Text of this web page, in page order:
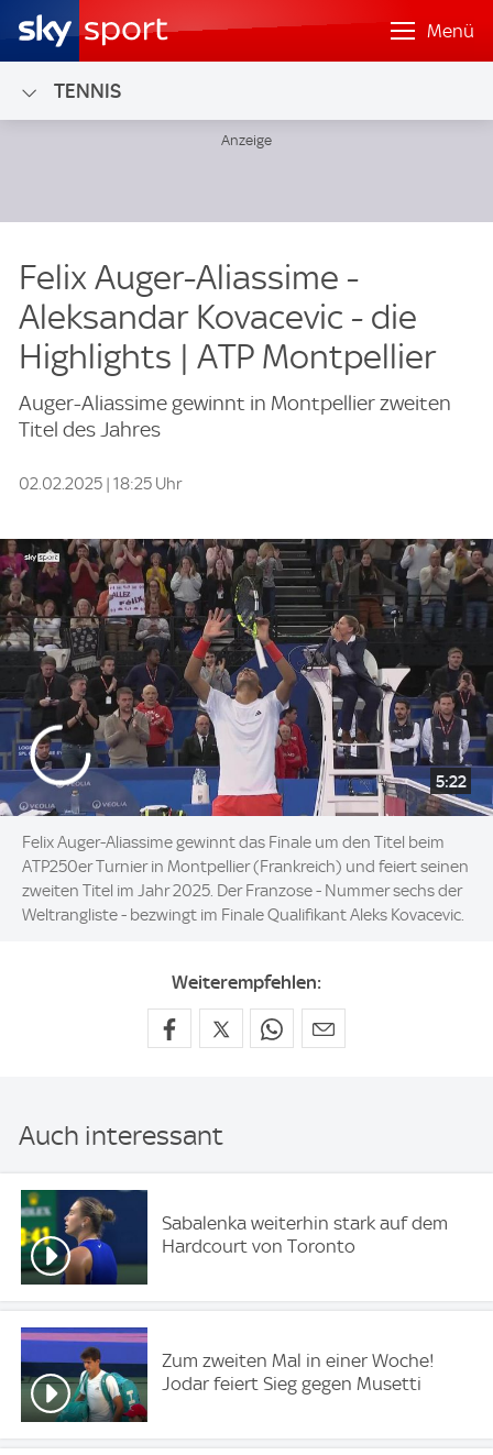
Menü
TENNIS
Felix Auger-Aliassime -
Aleksandar Kovacevic - die
Highlights | ATP Montpellier
Auger-Aliassime gewinnt in Montpellier zweiten
Titel des Jahres
02.02.2025 | 18:25 Uhr
5:22
Felix Auger-Aliassime gewinnt das Finale um den Titel beim
ATP250er Turnier in Montpellier (Frankreich) und feiert seinen
zweiten Titel im Jahr 2025. Der Franzose - Nummer sechs der
Weltrangliste - bezwingt im Finale Qualifikant Aleks Kovacevic.
Weiterempfehlen:
Auch interessant
Sabalenka weiterhin stark auf dem
Hardcourt von Toronto
Zum zweiten Mal in einer Woche!
Jodar feiert Sieg gegen Musetti